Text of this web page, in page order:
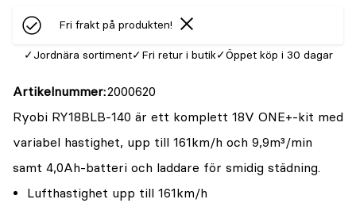
Fri frakt på produkten!
Jordnära sortiment Fri retur i butik Öppet köp i 30 dagar
Artikelnummer 2000620
Ryobi RY18BLB-140 är ett komplett 18V ONE+-kit med
variabel hastighet, upp till 161km/h och 9,9m³/min
samt 4,0Ah-batteri och laddare för smidig städning.
Lufthastighet upp till 161km/h